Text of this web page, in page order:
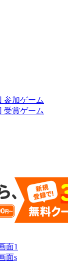
参加ゲーム
受賞ゲーム